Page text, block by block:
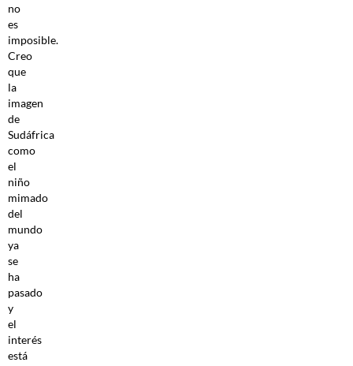
no
es
imposible.
Creo
que
la
imagen
de
Sudáfrica
como
el
niño
mimado
del
mundo
ya
se
ha
pasado
y
el
interés
está